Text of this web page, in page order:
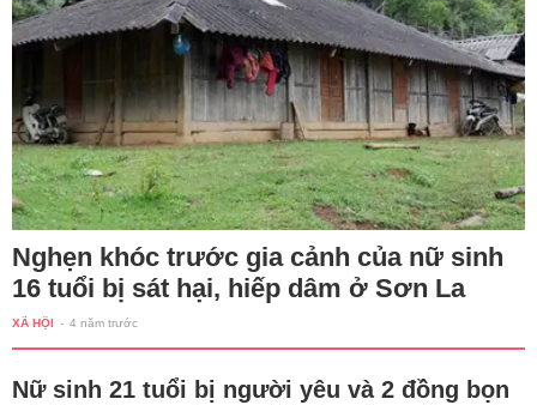
Nghẹn khóc trước gia cảnh của nữ sinh
16 tuổi bị sát hại, hiếp dâm ở Sơn La
XÃ HỘI - 4 năm trước
Nữ sinh 21 tuổi bị người yêu và 2 đồng bọn